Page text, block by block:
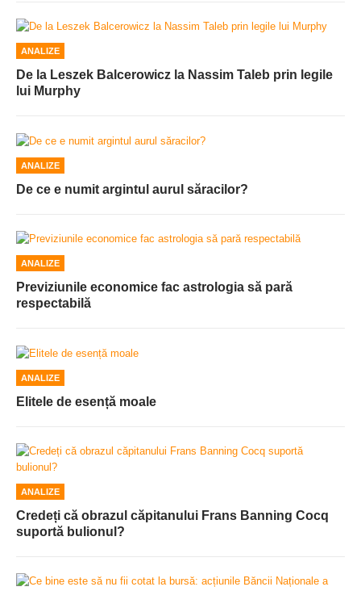
ANALIZE
De la Leszek Balcerowicz la Nassim Taleb prin legile
lui Murphy
ANALIZE
De ce e numit argintul aurul săracilor?
ANALIZE
Previziunile economice fac astrologia să pară
respectabilă
ANALIZE
Elitele de esență moale
ANALIZE
Credeți că obrazul căpitanului Frans Banning Cocq
suportă bulionul?